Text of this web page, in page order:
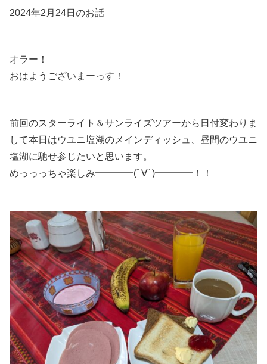
2024年2月24日のお話
オラー！
おはようございまーっす！
前回のスターライト＆サンライズツアーから日付変わりま
して本日はウユニ塩湖のメインディッシュ、昼間のウユニ
塩湖に馳せ参じたいと思います。
めっっっちゃ楽しみ━━━━(ﾟ∀ﾟ)━━━━！！